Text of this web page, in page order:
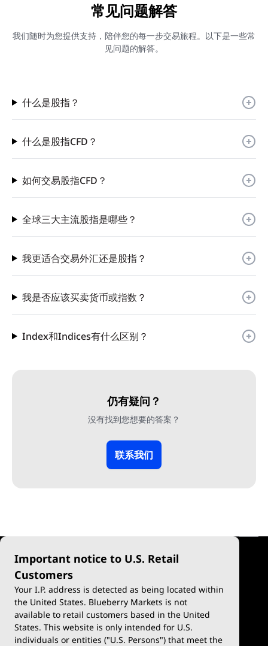
常见问题解答
我们随时为您提供支持，陪伴您的每一步交易旅程。以下是一些常
见问题的解答。
什么是股指？
什么是股指CFD？
如何交易股指CFD？
全球三大主流股指是哪些？
我更适合交易外汇还是股指？
我是否应该买卖货币或指数？
Index和Indices有什么区别？
仍有疑问？
没有找到您想要的答案？
联系我们
Important notice to U.S. Retail
Customers
Your I.P. address is detected as being located within
the United States. Blueberry Markets is not
available to retail customers based in the United
States. This website is only intended for U.S.
individuals or entities ("U.S. Persons") that meet the
差价合约交易
账户类型
平台与工具
MetaTrader 4
产品概览
外汇 CFD